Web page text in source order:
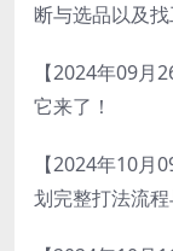
断与选品以及找
【2024年09月
它来了！
【2024年10月
划完整打法流